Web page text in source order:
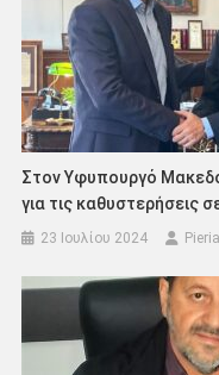
Στον Υφυπουργό
για τις καθυστερήσεις
23 Ιουλίου 2024